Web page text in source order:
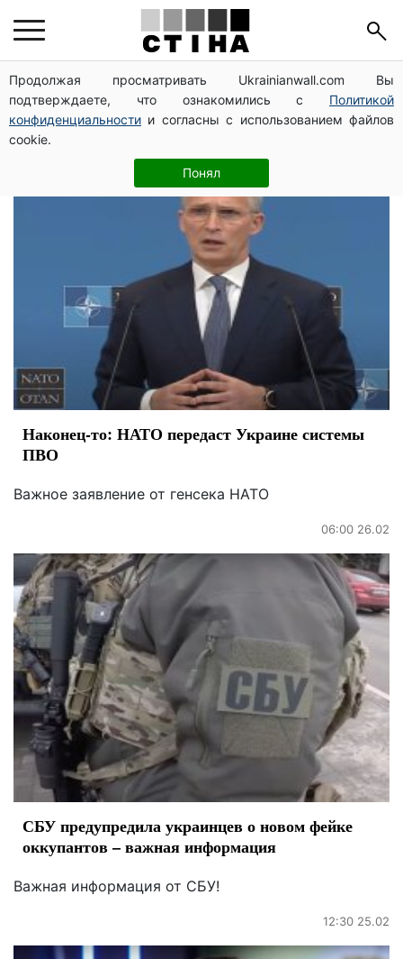
Продолжая просматривать Ukrainianwall.com Вы
подтверждаете, что ознакомились с Политикой
конфиденциальности и согласны с использованием файлов
cookie.
Понял
российские
пропагандисты
Наконец-то: НАТО передаст Украине системы
ПВО
Важное заявление от генсека НАТО
06:00 26.02
СБУ предупредила украинцев о новом фейке
оккупантов – важная информация
Важная информация от СБУ!
12:30 25.02